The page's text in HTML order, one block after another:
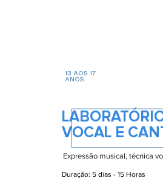
13 AOS 17
ANOS
VOCAL E
Expressão musical, técnica
Duração: 5 dias - 15 Horas